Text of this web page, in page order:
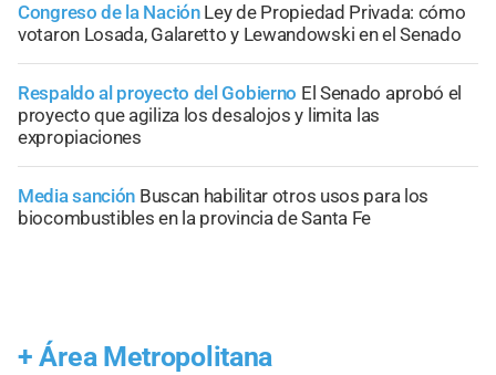
Congreso de la Nación Ley de Propiedad Privada: cómo
votaron Losada, Galaretto y Lewandowski en el Senado
Respaldo al proyecto del Gobierno El Senado aprobó el
proyecto que agiliza los desalojos y limita las
expropiaciones
Media sanción Buscan habilitar otros usos para los
biocombustibles en la provincia de Santa Fe
+ Área Metropolitana